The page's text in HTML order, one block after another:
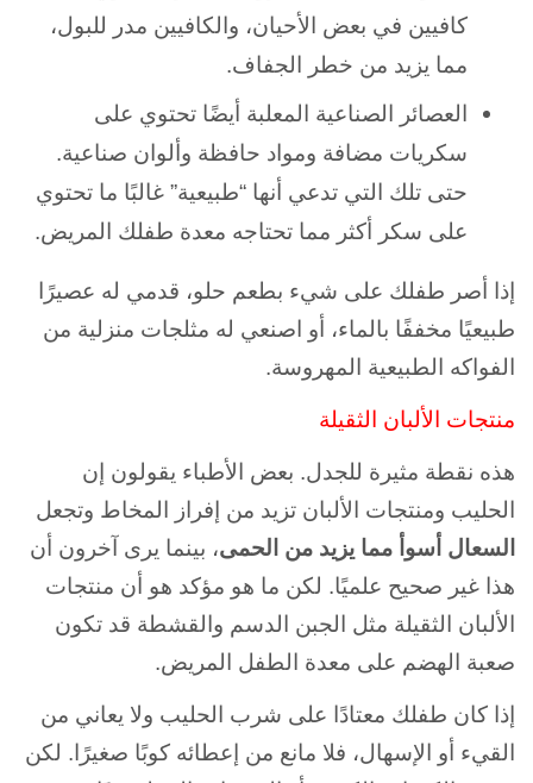
كافيين في بعض الأحيان، والكافيين مدر للبول،
مما يزيد من خطر الجفاف.
العصائر الصناعية المعلبة أيضًا تحتوي على
سكريات مضافة ومواد حافظة وألوان صناعية.
حتى تلك التي تدعي أنها “طبيعية” غالبًا ما تحتوي
على سكر أكثر مما تحتاجه معدة طفلك المريض.
إذا أصر طفلك على شيء بطعم حلو، قدمي له عصيرًا
طبيعيًا مخففًا بالماء، أو اصنعي له مثلجات منزلية من
الفواكه الطبيعية المهروسة.
منتجات الألبان الثقيلة
هذه نقطة مثيرة للجدل. بعض الأطباء يقولون إن
الحليب ومنتجات الألبان تزيد من إفراز المخاط وتجعل
السعال أسوأ مما يزيد من الحمى، بينما يرى آخرون أن
هذا غير صحيح علميًا. لكن ما هو مؤكد هو أن منتجات
الألبان الثقيلة مثل الجبن الدسم والقشطة قد تكون
صعبة الهضم على معدة الطفل المريض.
إذا كان طفلك معتادًا على شرب الحليب ولا يعاني من
القيء أو الإسهال، فلا مانع من إعطائه كوبًا صغيرًا. لكن